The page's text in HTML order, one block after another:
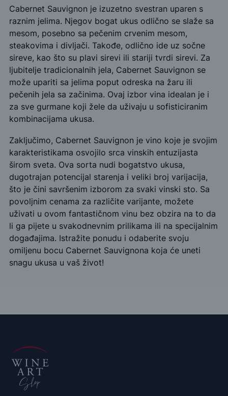
Cabernet Sauvignon je izuzetno svestran uparen s
raznim jelima. Njegov bogat ukus odlično se slaže sa
mesom, posebno sa pečenim crvenim mesom,
steakovima i divljači. Takođe, odlično ide uz sočne
sireve, kao što su plavi sirevi ili stariji tvrdi sirevi. Za
ljubitelje tradicionalnih jela, Cabernet Sauvignon se
može upariti sa jelima poput odreska na žaru ili
pečenih jela sa začinima. Ovaj izbor vina idealan je i
za sve gurmane koji žele da uživaju u sofisticiranim
kombinacijama ukusa.
Zaključimo, Cabernet Sauvignon je vino koje je svojim
karakteristikama osvojilo srca vinskih entuzijasta
širom sveta. Ova sorta nudi bogatstvo ukusa,
dugotrajan potencijal starenja i veliki broj varijacija,
što je čini savršenim izborom za svaki vinski sto. Sa
povoljnim cenama za različite varijante, možete
uživati u ovom fantastičnom vinu bez obzira na to da
li ga pijete u svakodnevnim prilikama ili na specijalnim
događajima. Istražite ponudu i odaberite svoju
omiljenu bocu Cabernet Sauvignona koja će uneti
snagu ukusa u vaš život!